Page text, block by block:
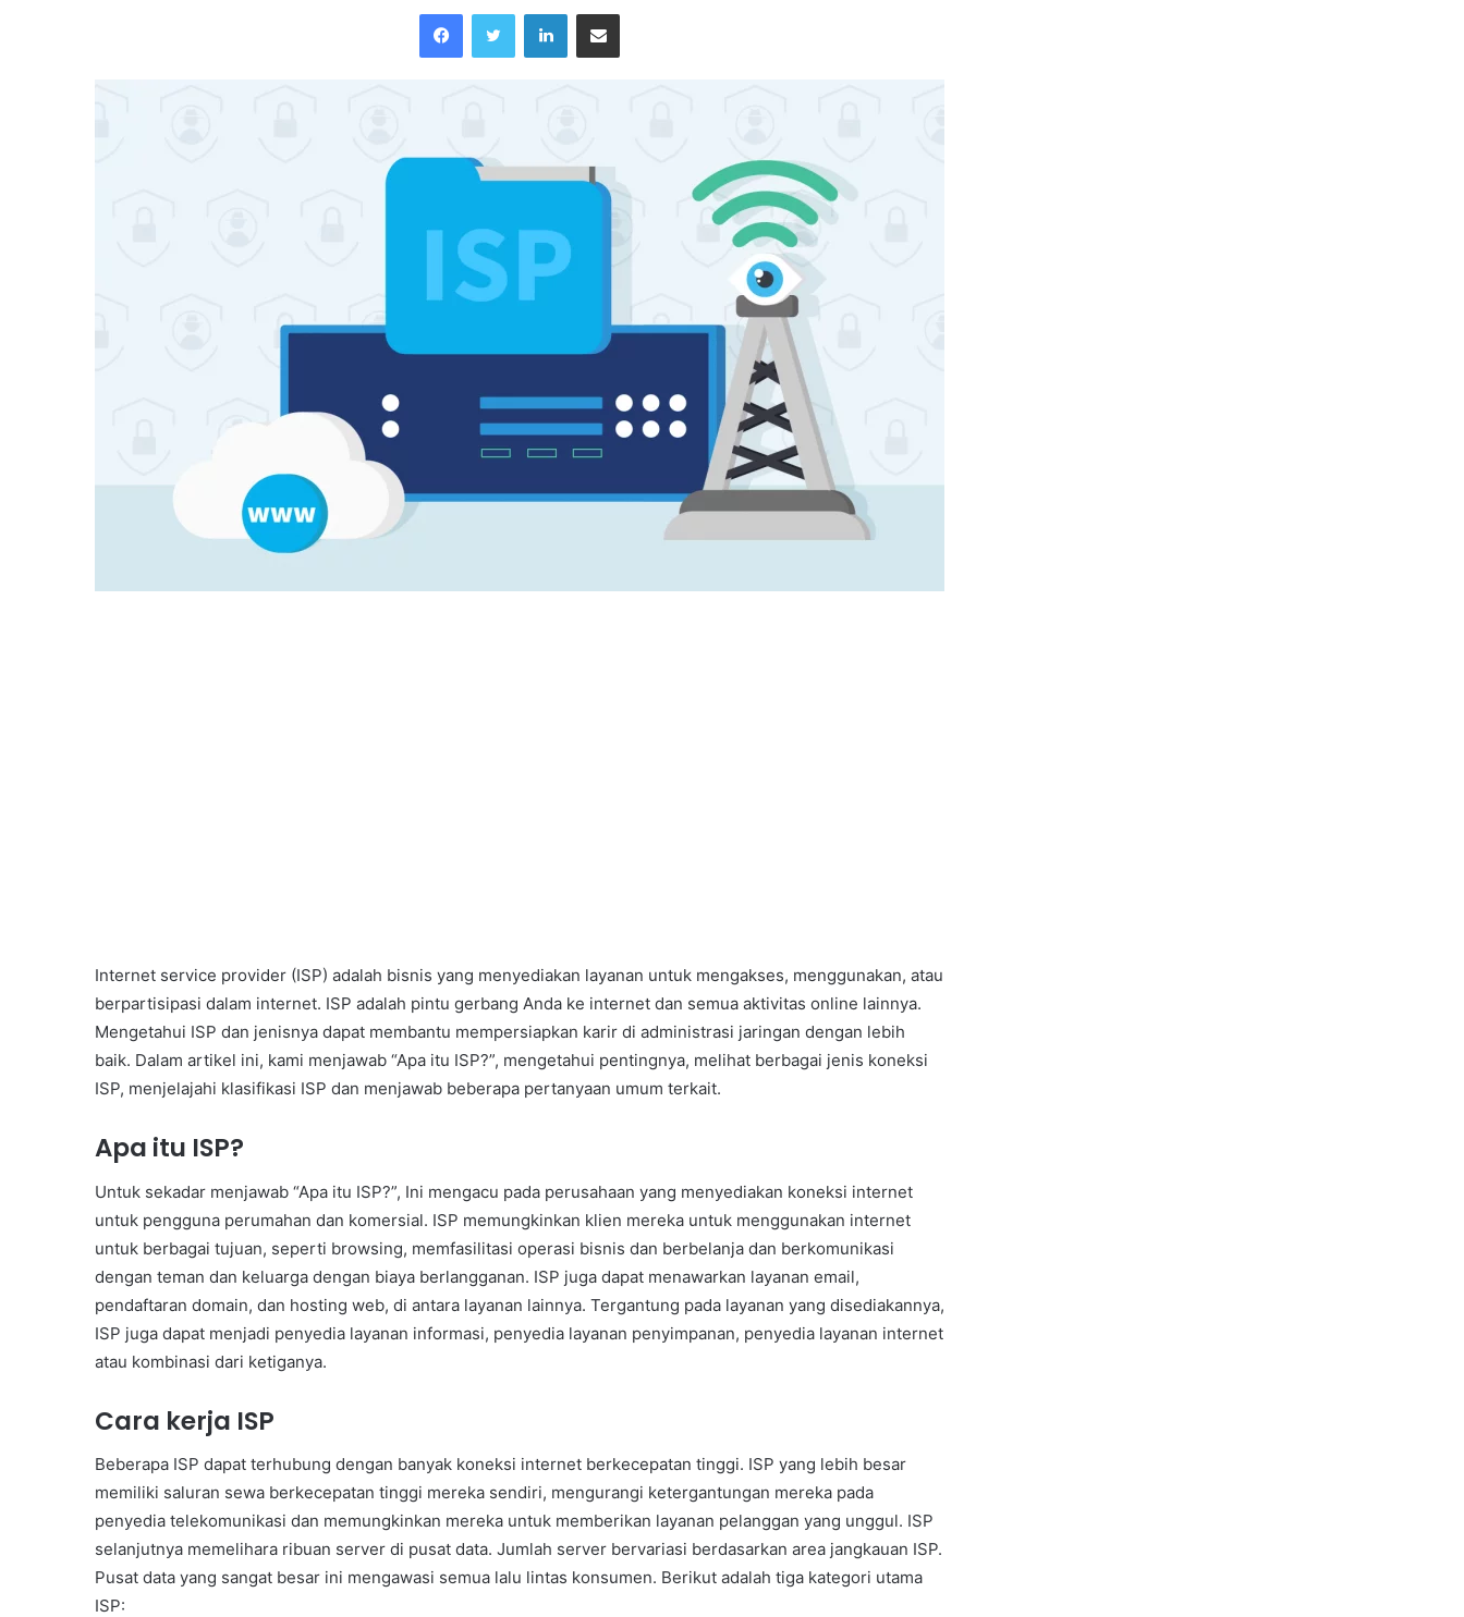
Internet service provider (ISP) adalah bisnis yang menyediakan layanan untuk mengakses, menggunakan, atau
berpartisipasi dalam internet. ISP adalah pintu gerbang Anda ke internet dan semua aktivitas online lainnya.
Mengetahui ISP dan jenisnya dapat membantu mempersiapkan karir di administrasi jaringan dengan lebih
baik. Dalam artikel ini, kami menjawab “Apa itu ISP?”, mengetahui pentingnya, melihat berbagai jenis koneksi
ISP, menjelajahi klasifikasi ISP dan menjawab beberapa pertanyaan umum terkait.
Apa itu ISP?
Untuk sekadar menjawab “Apa itu ISP?”, Ini mengacu pada perusahaan yang menyediakan koneksi internet
untuk pengguna perumahan dan komersial. ISP memungkinkan klien mereka untuk menggunakan internet
untuk berbagai tujuan, seperti browsing, memfasilitasi operasi bisnis dan berbelanja dan berkomunikasi
dengan teman dan keluarga dengan biaya berlangganan. ISP juga dapat menawarkan layanan email,
pendaftaran domain, dan hosting web, di antara layanan lainnya. Tergantung pada layanan yang disediakannya,
ISP juga dapat menjadi penyedia layanan informasi, penyedia layanan penyimpanan, penyedia layanan internet
atau kombinasi dari ketiganya.
Cara kerja ISP
Beberapa ISP dapat terhubung dengan banyak koneksi internet berkecepatan tinggi. ISP yang lebih besar
memiliki saluran sewa berkecepatan tinggi mereka sendiri, mengurangi ketergantungan mereka pada
penyedia telekomunikasi dan memungkinkan mereka untuk memberikan layanan pelanggan yang unggul. ISP
selanjutnya memelihara ribuan server di pusat data. Jumlah server bervariasi berdasarkan area jangkauan ISP.
Pusat data yang sangat besar ini mengawasi semua lalu lintas konsumen. Berikut adalah tiga kategori utama
ISP: